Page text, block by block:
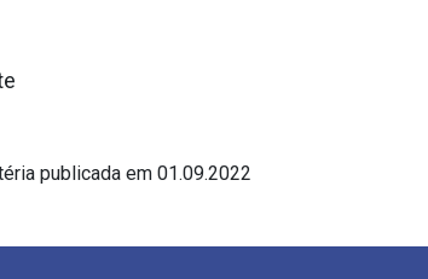
publicada em 01.09.2022